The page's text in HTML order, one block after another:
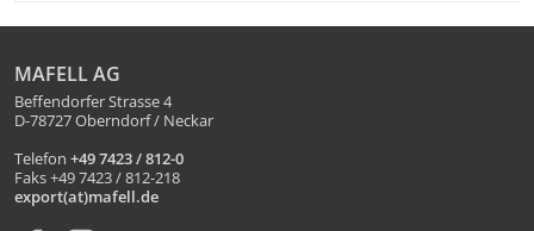
MAFELL AG
Beffendorfer Strasse 4
D-78727 Oberndorf / Neckar
Telefon +49 7423 / 812-0
Faks +49 7423 / 812-218
export(at)mafell.de